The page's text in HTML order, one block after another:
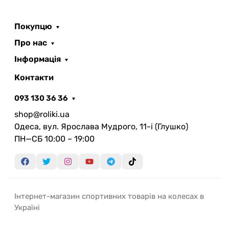
поїздках.
Покупцю
Про нас
Інформація
Контакти
093 130 36 36
shop@roliki.ua
Одеса, вул. Ярослава Мудрого, 11-i (Глушко)
ПН—СБ 10:00 – 19:00
Інтернет-магазин спортивних товарів на колесах в
Україні